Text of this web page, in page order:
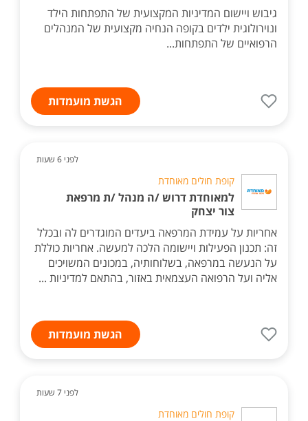
גיבוש ויישום המדיניות המקצועית של התפתחות הילד
ונוירולוגית ילדים בקופה הנחיה מקצועית של המנהלים
הרפואיים של התפתחות...
הגשת מועמדות
לפני 6 שעות
קופת חולים מאוחדת
למאוחדת דרוש /ה מנהל /ת מרפאת
צור יצחק
אחריות על עמידת המרפאה ביעדים המוגדרים לה ובכלל
זה: תכנון הפעילות ויישומה הלכה למעשה. אחריות כוללת
על הנעשה במרפאה, בשלוחותיה, במכונים המשויכים
אליה ועל הרפואה העצמאית באזור, בהתאם למדיניות ...
הגשת מועמדות
לפני 7 שעות
קופת חולים מאוחדת